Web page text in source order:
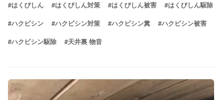
#はくびしん #はくびしん対策 #はくびしん被害 #はくびしん駆除
#ハクビシン #ハクビシン対策 #ハクビシン糞 #ハクビシン被害
#ハクビシン駆除 #天井裏 物音